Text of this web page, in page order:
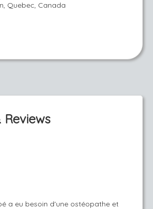
Quebec, Canada
Reviews
a eu besoin d'une ostéopathe et